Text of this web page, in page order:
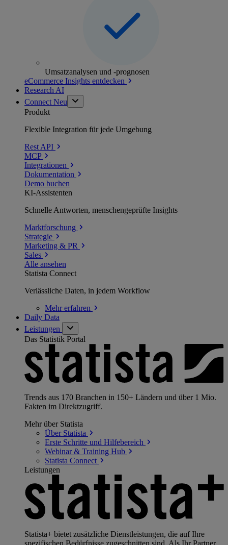
Umsatzanalysen und -prognosen
eCommerce Insights entdecken
Research AI
Connect Neu
Produkt
Flexible Integration für jede Umgebung
Rest API
MCP
Integrationen
Dokumentation
Demo buchen
KI-Assistenten
Schnelle Antworten, menschengeprüfte Insights
Marktforschung
Strategie
Marketing & PR
Sales
Alle ansehen
Statista Connect
Verlässliche Daten, in jedem Workflow
Mehrerfahren
Daily Data
Leistungen
Das Statistik Portal
Trends aus 170 Branchen in 150+ Ländern und über 1 Mio.
Fakten im Direktzugriff.
Mehr über Statista
Über Statista
Erste Schritte und Hilfebereich
Webinar & Training Hub
Statista Connect
Leistungen
Statista+ bietet zusätzliche Dienstleistungen, die auf Ihre
spezifischen Bedürfnisse zugeschnitten sind. Als Ihr Partner